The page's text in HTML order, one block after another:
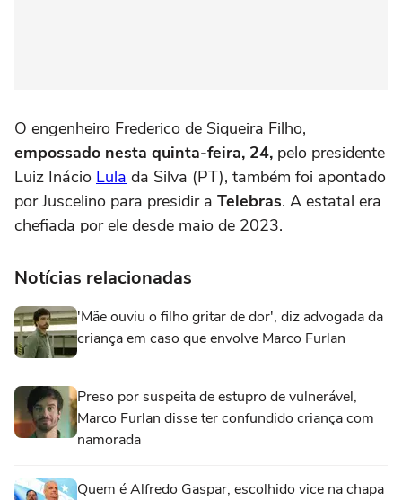
O engenheiro Frederico de Siqueira Filho,
empossado nesta quinta-feira, 24, pelo presidente
Luiz Inácio Lula da Silva (PT), também foi apontado
por Juscelino para presidir a Telebras. A estatal era
chefiada por ele desde maio de 2023.
Notícias relacionadas
'Mãe ouviu o filho gritar de dor', diz advogada da
criança em caso que envolve Marco Furlan
Preso por suspeita de estupro de vulnerável,
Marco Furlan disse ter confundido criança com
namorada
Quem é Alfredo Gaspar, escolhido vice na chapa